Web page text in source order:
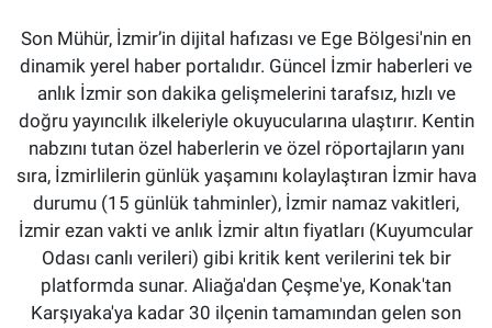
Son Mühür, İzmir’in dijital hafızası ve Ege Bölgesi'nin en
dinamik yerel haber portalıdır. Güncel İzmir haberleri ve
anlık İzmir son dakika gelişmelerini tarafsız, hızlı ve
doğru yayıncılık ilkeleriyle okuyucularına ulaştırır. Kentin
nabzını tutan özel haberlerin ve özel röportajların yanı
sıra, İzmirlilerin günlük yaşamını kolaylaştıran İzmir hava
durumu (15 günlük tahminler), İzmir namaz vakitleri,
İzmir ezan vakti ve anlık İzmir altın fiyatları (Kuyumcular
Odası canlı verileri) gibi kritik kent verilerini tek bir
platformda sunar. Aliağa'dan Çeşme'ye, Konak'tan
Karşıyaka'ya kadar 30 ilçenin tamamından gelen son